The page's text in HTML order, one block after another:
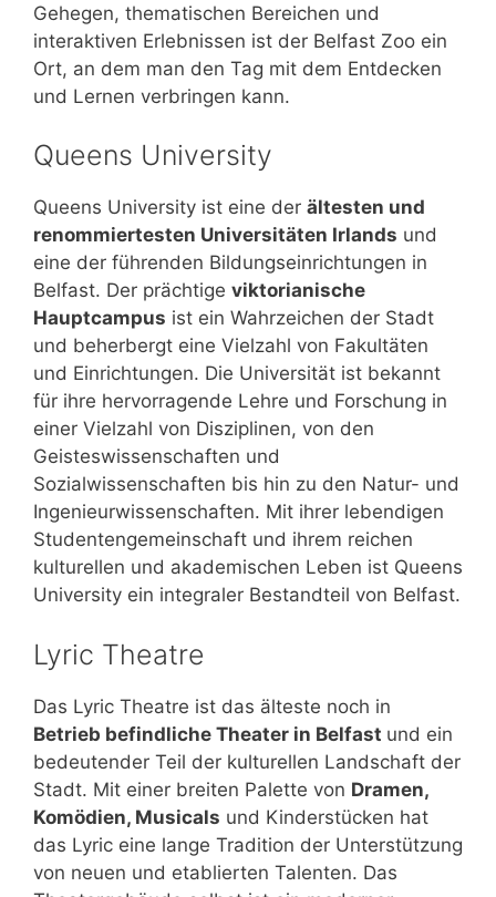
Gehegen, thematischen Bereichen und
interaktiven Erlebnissen ist der Belfast Zoo ein
Ort, an dem man den Tag mit dem Entdecken
und Lernen verbringen kann.
Queens University
Queens University ist eine der ältesten und
renommiertesten Universitäten Irlands und
eine der führenden Bildungseinrichtungen in
Belfast. Der prächtige viktorianische
Hauptcampus ist ein Wahrzeichen der Stadt
und beherbergt eine Vielzahl von Fakultäten
und Einrichtungen. Die Universität ist bekannt
für ihre hervorragende Lehre und Forschung in
einer Vielzahl von Disziplinen, von den
Geisteswissenschaften und
Sozialwissenschaften bis hin zu den Natur- und
Ingenieurwissenschaften. Mit ihrer lebendigen
Studentengemeinschaft und ihrem reichen
kulturellen und akademischen Leben ist Queens
University ein integraler Bestandteil von Belfast.
Lyric Theatre
Das Lyric Theatre ist das älteste noch in
Betrieb befindliche Theater in Belfast und ein
bedeutender Teil der kulturellen Landschaft der
Stadt. Mit einer breiten Palette von Dramen,
Komödien, Musicals und Kinderstücken hat
das Lyric eine lange Tradition der Unterstützung
von neuen und etablierten Talenten. Das